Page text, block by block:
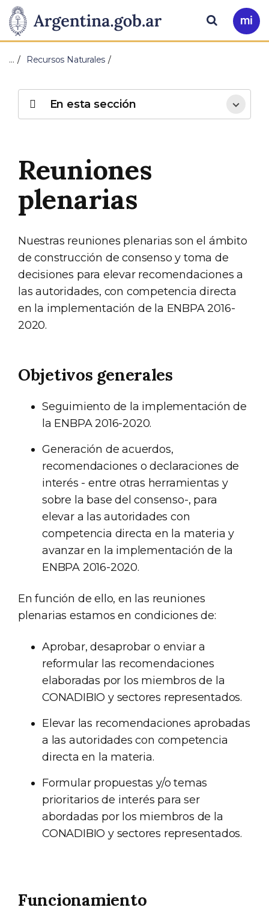
Presidencia
de
Nación
Pasar al contenido principal
Ir
a
Buscar
… Recursos Naturales
Reuniones
plenarias
Nuestras reuniones plenarias son el ámbito
de construcción de consenso y toma de
decisiones para elevar recomendaciones a
las autoridades, con competencia directa
en la implementación de la ENBPA 2016-
2020.
Objetivos generales
Seguimiento de la implementación de
la ENBPA 2016-2020.
Generación de acuerdos,
recomendaciones o declaraciones de
interés - entre otras herramientas y
sobre la base del consenso-, para
elevar a las autoridades con
competencia directa en la materia y
avanzar en la implementación de la
ENBPA 2016-2020.
En función de ello, en las reuniones
plenarias estamos en condiciones de:
Aprobar, desaprobar o enviar a
reformular las recomendaciones
elaboradas por los miembros de la
CONADIBIO y sectores representados.
Elevar las recomendaciones aprobadas
a las autoridades con competencia
directa en la materia.
Formular propuestas y/o temas
prioritarios de interés para ser
abordadas por los miembros de la
CONADIBIO y sectores representados.
Funcionamiento
En esta sección